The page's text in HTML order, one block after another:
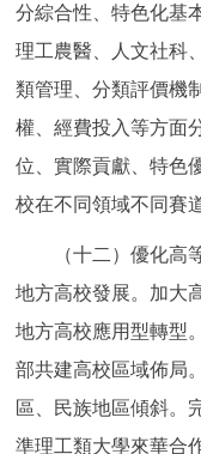
分綜合性、特色化基
理工農醫、人文社科
類管理、分類評價機
權、經費投入等方面
位、實際貢獻、特色
校在不同領域不同賽
（十二）優化
地方高校發展。加大
地方高校應用型轉型
部共建高校區域佈局
區、民族地區傾斜。
準理工類大學來華合